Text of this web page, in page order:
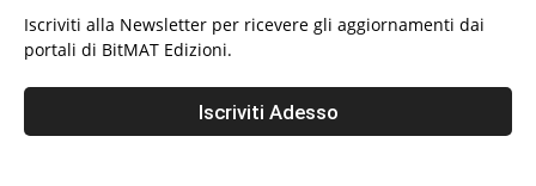
Iscriviti alla Newsletter per ricevere gli aggiornamenti dai
portali di BitMAT Edizioni.